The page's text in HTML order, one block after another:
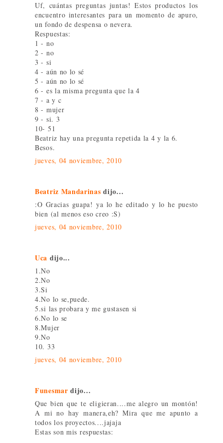
Uf, cuántas preguntas juntas! Estos productos los
encuentro interesantes para un momento de apuro,
un fondo de despensa o nevera.
Respuestas:
1 - no
2 - no
3 - si
4 - aún no lo sé
5 - aún no lo sé
6 - es la misma pregunta que la 4
7 - a y c
8 - mujer
9 - si. 3
10- 51
Beatriz hay una pregunta repetida la 4 y la 6.
Besos.
jueves, 04 noviembre, 2010
Beatriz Mandarinas dijo...
:O Gracias guapa! ya lo he editado y lo he puesto
bien (al menos eso creo :S)
jueves, 04 noviembre, 2010
Uca dijo...
1.No
2.No
3.Si
4.No lo se,puede.
5.si las probara y me gustasen si
6.No lo se
8.Mujer
9.No
10. 33
jueves, 04 noviembre, 2010
Funesmar dijo...
Que bien que te eligieran....me alegro un montón!
A mi no hay manera,eh? Mira que me apunto a
todos los proyectos....jajaja
Estas son mis respuestas: